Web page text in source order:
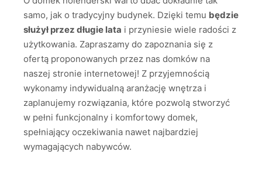
samo, jak o tradycyjny budynek. Dzięki temu będzie
służył przez długie lata i przyniesie wiele radości z
użytkowania. Zapraszamy do zapoznania się z
ofertą proponowanych przez nas domków na
naszej stronie internetowej! Z przyjemnością
wykonamy indywidualną aranżację wnętrza i
zaplanujemy rozwiązania, które pozwolą stworzyć
w pełni funkcjonalny i komfortowy domek,
spełniający oczekiwania nawet najbardziej
wymagających nabywców.